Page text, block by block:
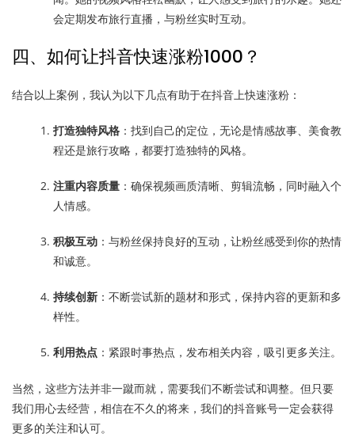
会定期发布旅行直播，与粉丝实时互动。
四、如何让抖音快速涨粉1000？
结合以上案例，我认为以下几点有助于在抖音上快速涨粉：
打造独特风格 ：找到自己的定位，无论是情感故事、美食教
程还是旅行攻略，都要打造独特的风格。
注重内容质量 ：确保视频画质清晰、剪辑流畅，同时融入个
人情感。
积极互动 ：与粉丝保持良好的互动，让粉丝感受到你的热情
和诚意。
持续创新 ：不断尝试新的题材和形式，保持内容的更新和多
样性。
利用热点 ：紧跟时事热点，发布相关内容，吸引更多关注。
当然，这些方法并非一蹴而就，需要我们不断尝试和调整。但只要
我们用心去经营，相信在不久的将来，我们的抖音账号一定会获得
更多的关注和认可。